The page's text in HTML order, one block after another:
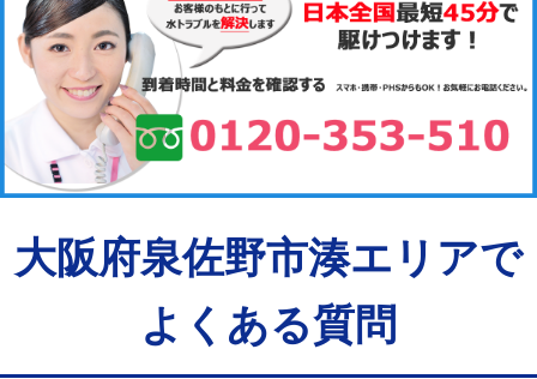
大阪府泉佐野市湊エリアで
よくある質問